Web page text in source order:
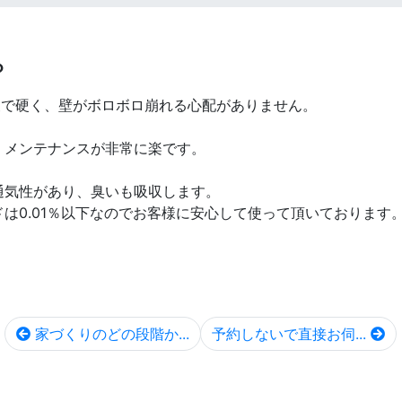
く、壁がボロボロ崩れる心配がありません。
ンテナンスが非常に楽です。
性があり、臭いも吸収します。
0.01％以下なのでお客様に安心して使って頂いております
家づくりのどの段階か... 予約しないで直接お伺...